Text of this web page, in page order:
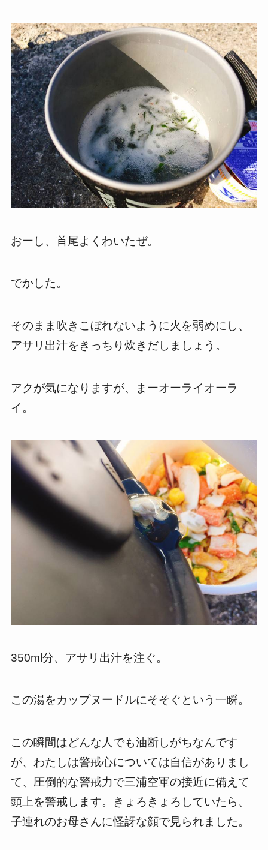
おーし、首尾よくわいたぜ。
でかした。
そのまま吹きこぼれないように火を弱めにし、
アサリ出汁をきっちり炊きだしましょう。
アクが気になりますが、まーオーライオーラ
イ。
350ml分、アサリ出汁を注ぐ。
この湯をカップヌードルにそそぐという一瞬。
この瞬間はどんな人でも油断しがちなんです
が、わたしは警戒心については自信がありまし
て、圧倒的な警戒力で三浦空軍の接近に備えて
頭上を警戒します。きょろきょろしていたら、
子連れのお母さんに怪訝な顔で見られました。